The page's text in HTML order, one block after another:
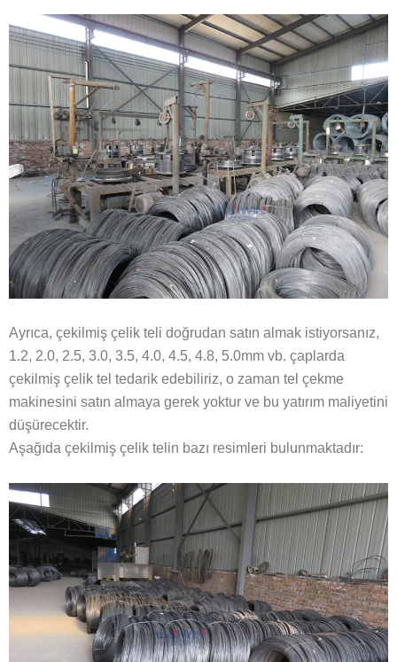
Ayrıca, çekilmiş çelik teli doğrudan satın almak istiyorsanız,
1.2, 2.0, 2.5, 3.0, 3.5, 4.0, 4.5, 4.8, 5.0mm vb. çaplarda
çekilmiş çelik tel tedarik edebiliriz, o zaman tel çekme
makinesini satın almaya gerek yoktur ve bu yatırım maliyetini
düşürecektir.
Aşağıda çekilmiş çelik telin bazı resimleri bulunmaktadır: